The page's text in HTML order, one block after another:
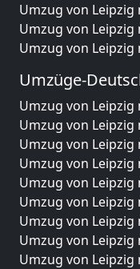
Umzug von
Umzug von
Umzug von
Umzüge-
Umzug von Leipzig
Umzug von
Umzug von Leipzig
Umzug von Leipzig
Umzug von
Umzug von
Umzug von
Umzug von Leipzig
Umzug von